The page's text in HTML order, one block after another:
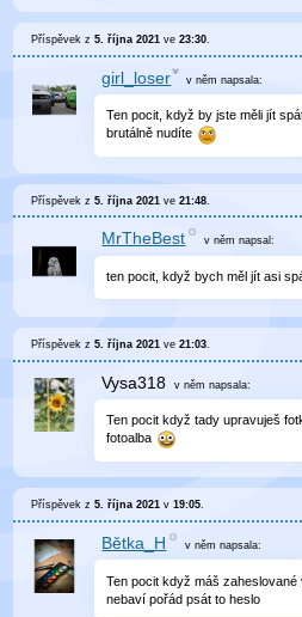
Příspěvek z5. října 2021 ve23:30
girl_loser v něm napsala:
Ten pocit, když by jste měli jít
brutálně nudíte
Příspěvek z5. října 2021 ve21:48
MrTheBest v němnapsal:
ten pocit, když bych měl jít asi
Příspěvek z5. října 2021 ve21:03
Vysa318 v něm napsala:
Ten pocit když tady upravuješ
fotoalba
Příspěvek z5. října 2021 v19:05.
Bětka_H v němnapsala:
Ten pocit když máš
nebaví pořád psát to heslo